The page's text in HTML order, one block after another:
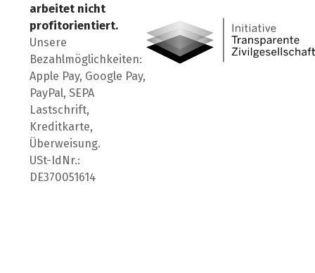
arbeitet nicht
profitorientiert.
Unsere
Bezahlmöglichkeiten:
Apple Pay, Google Pay,
PayPal, SEPA
Lastschrift,
Kreditkarte,
Überweisung.
USt-IdNr.:
DE370051614